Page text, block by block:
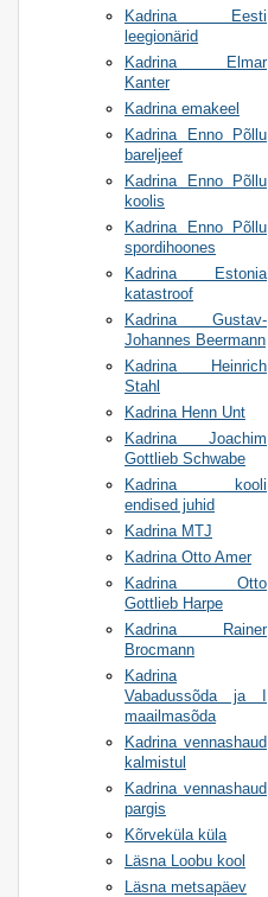
Kadrina Eesti
leegionärid
Kadrina Elmar
Kanter
Kadrina emakeel
Kadrina Enno Põllu
bareljeef
Kadrina Enno Põllu
koolis
Kadrina Enno Põllu
spordihoones
Kadrina Estonia
katastroof
Kadrina Gustav-
Johannes Beermann
Kadrina Heinrich
Stahl
Kadrina Henn Unt
Kadrina Joachim
Gottlieb Schwabe
Kadrina kooli
endised juhid
Kadrina MTJ
Kadrina Otto Amer
Kadrina Otto
Gottlieb Harpe
Kadrina Rainer
Brocmann
Kadrina
Vabadussõda ja I
maailmasõda
Kadrina vennashaud
kalmistul
Kadrina vennashaud
pargis
Kõrveküla küla
Läsna Loobu kool
Läsna metsapäev